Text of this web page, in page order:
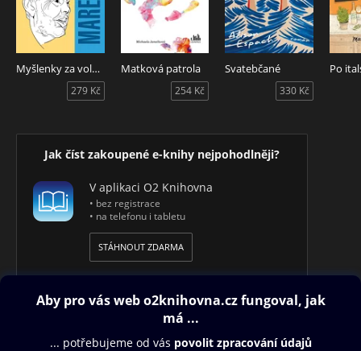
Myšlenky za volantem 2
279 Kč
Matková patrola
254 Kč
Svatebčané
330 Kč
Jak číst zakoupené e-knihy nejpohodlněji?
V aplikaci O2 Knihovna
• bez registrace
• na telefonu i tabletu
STÁHNOUT ZDARMA
Obsah ke stažení